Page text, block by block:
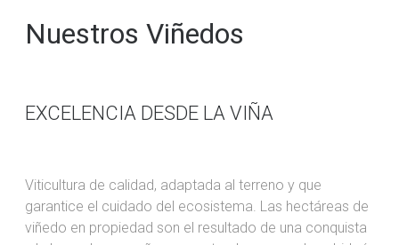
Nuestros Viñedos
EXCELENCIA DESDE LA VIÑA
Viticultura de calidad, adaptada al terreno y que
garantice el cuidado del ecosistema. Las hectáreas de
viñedo en propiedad son el resultado de una conquista